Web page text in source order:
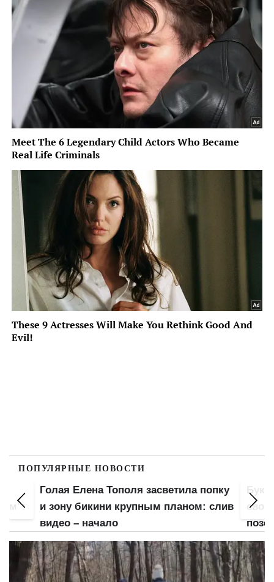
ПОПУЛЯРНЫЕ НОВОСТИ
Голая Елена Тополя засветила попку
и зону бикини крупным планом: слив
видео – начало